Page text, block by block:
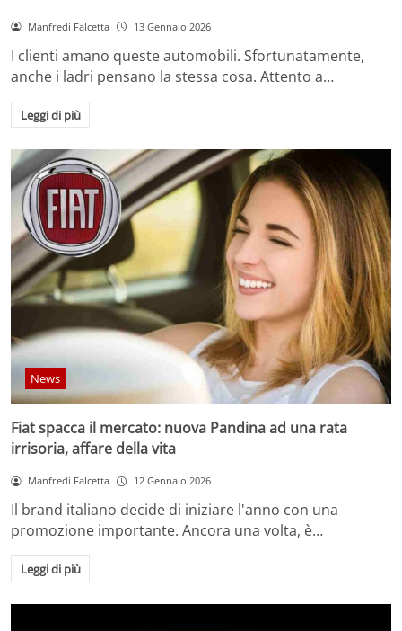
Manfredi Falcetta 13 Gennaio 2026
I clienti amano queste automobili. Sfortunatamente,
anche i ladri pensano la stessa cosa. Attento a…
Leggi di più
News
Fiat spacca il mercato: nuova Pandina ad una rata
irrisoria, affare della vita
Manfredi Falcetta 12 Gennaio 2026
Il brand italiano decide di iniziare l'anno con una
promozione importante. Ancora una volta, è…
Leggi di più